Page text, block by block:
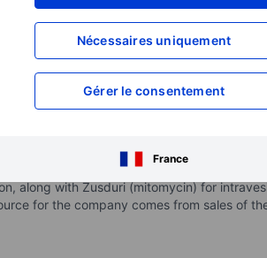
Nécessaires uniquement
Gérer le consentement
France
XXXXXXX
XXXXXXX
XXXXXXX
Ouvrir un compte
specializing in solutions for urothelial
the therapeutic profiles of existing
along with Zusduri (mitomycin) for
for the company comes from sales of